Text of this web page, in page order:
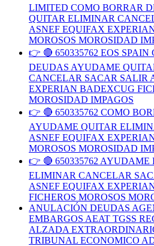
LIMITED COMO BORRAR
QUITAR ELIMINAR
ASNEF EQUIFAX
MOROSOS MOROSIDAD
👉 🔴 650335762 EOS SPAIN
DEUDAS AYUDAME
CANCELAR SACAR SALIR
EXPERIAN BADEXCUG
MOROSIDAD IMPAGOS
👉 🔴 650335762 COMO
AYUDAME QUITAR
ASNEF EQUIFAX
MOROSOS MOROSIDAD
👉 🔴 650335762 AYUDAME
ELIMINAR CANCELAR
ASNEF EQUIFAX
FICHEROS MOROSOS
ANULACIÓN DEUDAS
EMBARGOS AEAT TGSS
ALZADA
TRIBUNAL ECONOMICO